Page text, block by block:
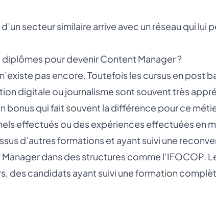
secteur similaire arrive avec un réseau qui lui
pour devenir Content Manager ?
pas encore. Toutefois les cursus en post
digitale ou journalisme sont souvent très
bonus qui fait souvent la différence pour ce
effectués ou des expériences effectuées en
d’autres formations et ayant suivi une
dans des structures comme l’IFOCOP.
des candidats ayant suivi une formation